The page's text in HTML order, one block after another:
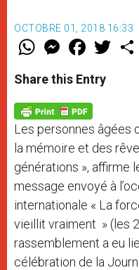
OCTOBRE 01, 2018 16:33
W
t
s
p
p
M
e
s
e
g
e
r
F
a
e
b
o
k
w
Share this Entry
Les personnes âgées
la mémoire et des
générations », affirme
message envoyé à
internationale « La
vieillit vraiment » (les
rassemblement a eu
célébration de la